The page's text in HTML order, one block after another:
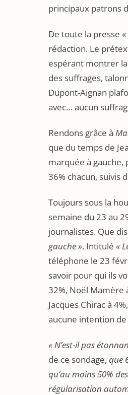
principaux patrons
De toute la presse
rédaction. Le
espérant montrer
des suffrages,
Dupont-Aignan
avec… aucun
Rendons grâce à
que du temps de
marquée à gauche,
36% chacun, suivis
Toujours sous la
semaine du 23 au
journalistes. Que
gauche ». Intitulé «
téléphone le 23
savoir pour qui ils
32%, Noël Mamère
Jacques Chirac à
aucune intention
« N’est-il pas
de ce sondage, que
qu’au moins 50%
régularisation